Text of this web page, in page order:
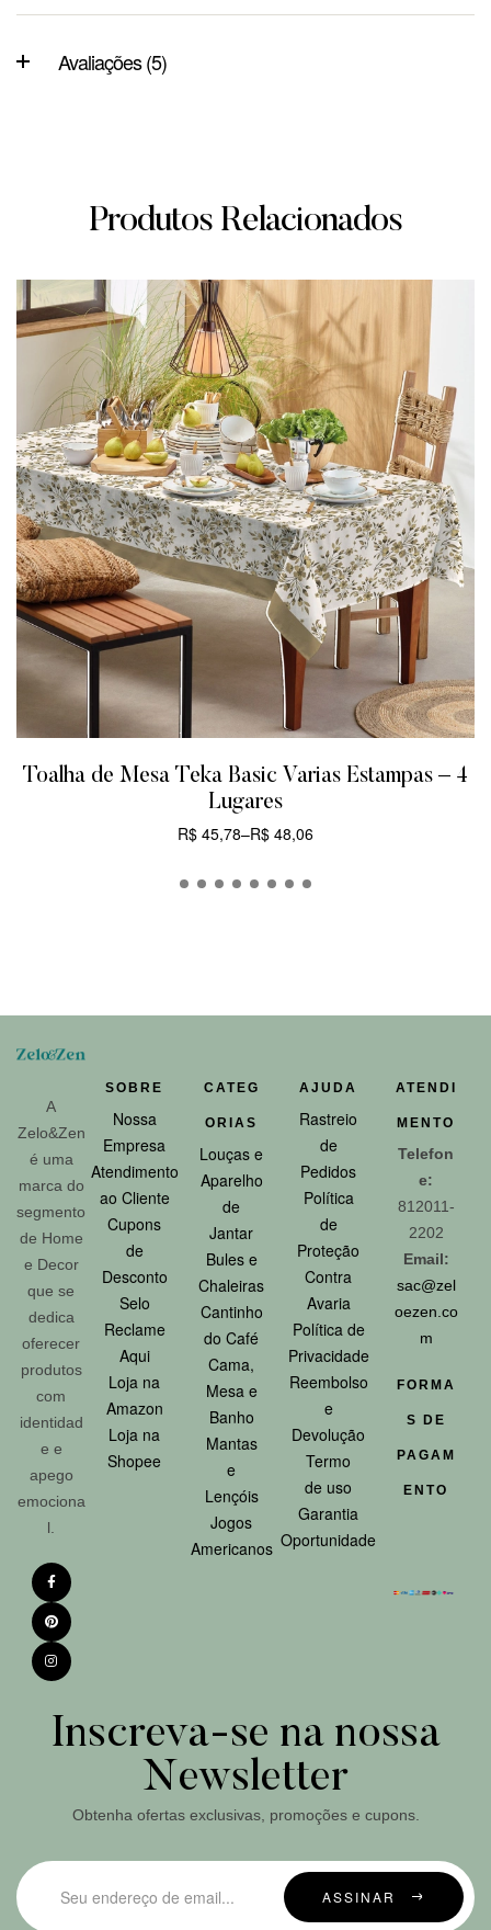
Avaliações (5)
Produtos Relacionados
Toalha de Mesa Teka Basic Varias Estampas – 4
Lugares
R$ 45,78–R$ 48,06
A
Zelo&Zen
é uma
marca do
segmento
de Home
e Decor
que se
dedica
oferecer
produtos
com
identidad
e e
apego
emociona
l.
SOBRE
Nossa
Empresa
Atendimento
ao Cliente
Cupons
de
Desconto
Selo
Reclame
Aqui
Loja na
Amazon
Loja na
Shopee
CATEG
ORIAS
Louças e
Aparelho
de
Jantar
Bules e
Chaleiras
Cantinho
do Café
Cama,
Mesa e
Banho
Mantas
e
Lençóis
Jogos
Americanos
AJUDA
Rastreio
de
Pedidos
Política
de
Proteção
Contra
Avaria
Política de
Privacidade
Reembolso
e
Devolução
Termo
de uso
Garantia
Oportunidade
ATENDI
MENTO
Telefon
e:
812011-
2202
Email:
sac@zel
oezen.co
m
FORMA
S DE
PAGAM
ENTO
Inscreva-se na nossa
Newsletter
Obtenha ofertas exclusivas, promoções e cupons.
ASSINAR